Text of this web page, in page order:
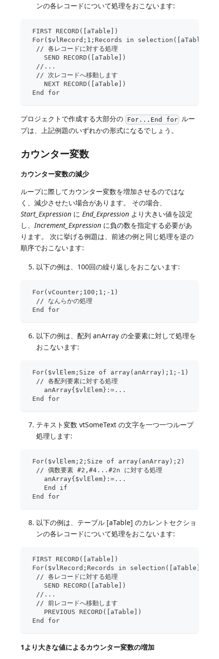
ンの各レコードについて処理をおこないます:
FIRST RECORD([aTable])
For($vlRecord;1;Records in selection([aTable]))
  // 各レコードに対する処理
    SEND RECORD([aTable])
  //...
  // 次レコードへ移動します
    NEXT RECORD([aTable])
End for
プロジェクトで作成する大部分の For...End for ルー
プは、上記例題のいずれかの形式になるでしょう。
カウンター変数
カウンター変数の減少
ループに際してカウンター変数を増加させるのではな
く、減少させたい場合があります。 その場合、
Start_Expression にEnd_Expression より大きい値を設定
し、 Increment_Expression に負の数を指定する必要があ
ります。 次に挙げる例題は、前述の例と同じ処理を逆の
順序でおこないます:
以下の例は、100回の繰り返しをおこないます:
For(vCounter;100;1;-1)
  // なんらかの処理
End for
以下の例は、配列 anArray の全要素に対して処理を
おこないます:
For($vlElem;Size of array(anArray);1;-1)
  // 各配列要素に対する処理
    anArray{$vlElem}:=...
End for
テキスト変数 vtSomeText の文字を一つ一つループ
処理します:
For($vlElem;2;Size of array(anArray);2)
  // 偶数要素 #2,#4...#2n に対する処理
    anArray{$vlElem}:=...
    End if
End for
以下の例は、テーブル [aTable] のカレントセクショ
ンの各レコードについて処理をおこないます:
FIRST RECORD([aTable])
For($vlRecord;Records in
  // 各レコードに対する処理
    SEND RECORD([aTable])
  //...
  // 前レコードへ移動します
    PREVIOUS RECORD([aTable])
End for
1より大きな値によるカウンター変数の増加